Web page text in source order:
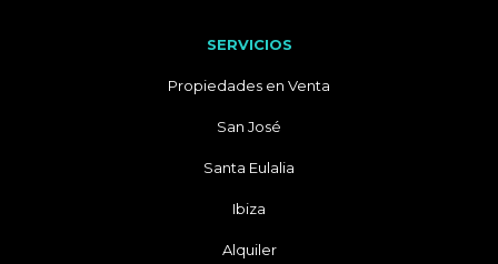
SERVICIOS
Propiedades en Venta
San José
Santa Eulalia
Ibiza
Alquiler